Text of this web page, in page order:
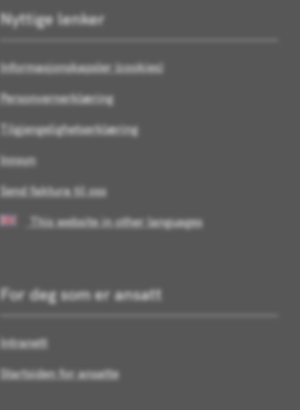
Nyttige lenker
Informasjonskapsler (cookies)
Personvernerklæring
Tilgjengelighetserklæring
Innsyn
Send faktura til oss
This website in other languages
For deg som er ansatt
Intranett
Startsiden for ansatte